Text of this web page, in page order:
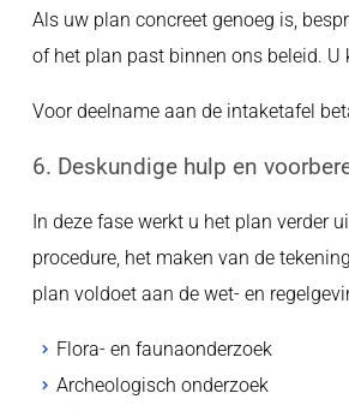
Als uw plan concreet genoeg is,
of het plan past binnen ons beleid.
Voor deelname aan de intaketafel
6. Deskundige hulp en
In deze fase werkt u het plan verder
procedure, het maken van de
plan voldoet aan de wet- en
Flora- en faunaonderzoek
Archeologisch onderzoek